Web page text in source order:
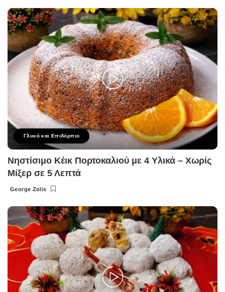
Γλυκό και Επιδόρπιο
Νηστίσιμο Κέικ Πορτοκαλιού με 4 Υλικά – Χωρίς
Μίξερ σε 5 Λεπτά
Posted
George Zolis